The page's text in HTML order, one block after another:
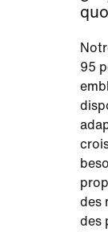
95
des
des